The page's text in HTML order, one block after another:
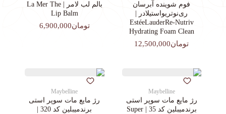
فوم شوینده آبرسان
ری‌نوتریواستیلادر |
EstéeLauderRe-Nutriv
Hydrating Foam Clean
تومان12,500,000
بالم لب لامر | La Mer The
Lip Balm
تومان6,900,000
Maybelline
رژ مایع مات سوپر استی‌
برندمیبلین کد 35 | Super
Maybelline
رژ مایع مات سوپر استی‌
برندمیبلین کد 320 |